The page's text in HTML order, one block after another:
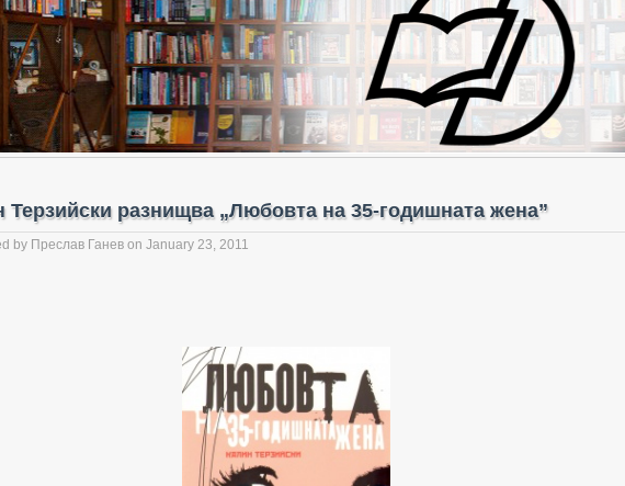
Терзийски разнищва „Любовта на 35-годишната жена”
by Преслав Ганев on January 23, 2011